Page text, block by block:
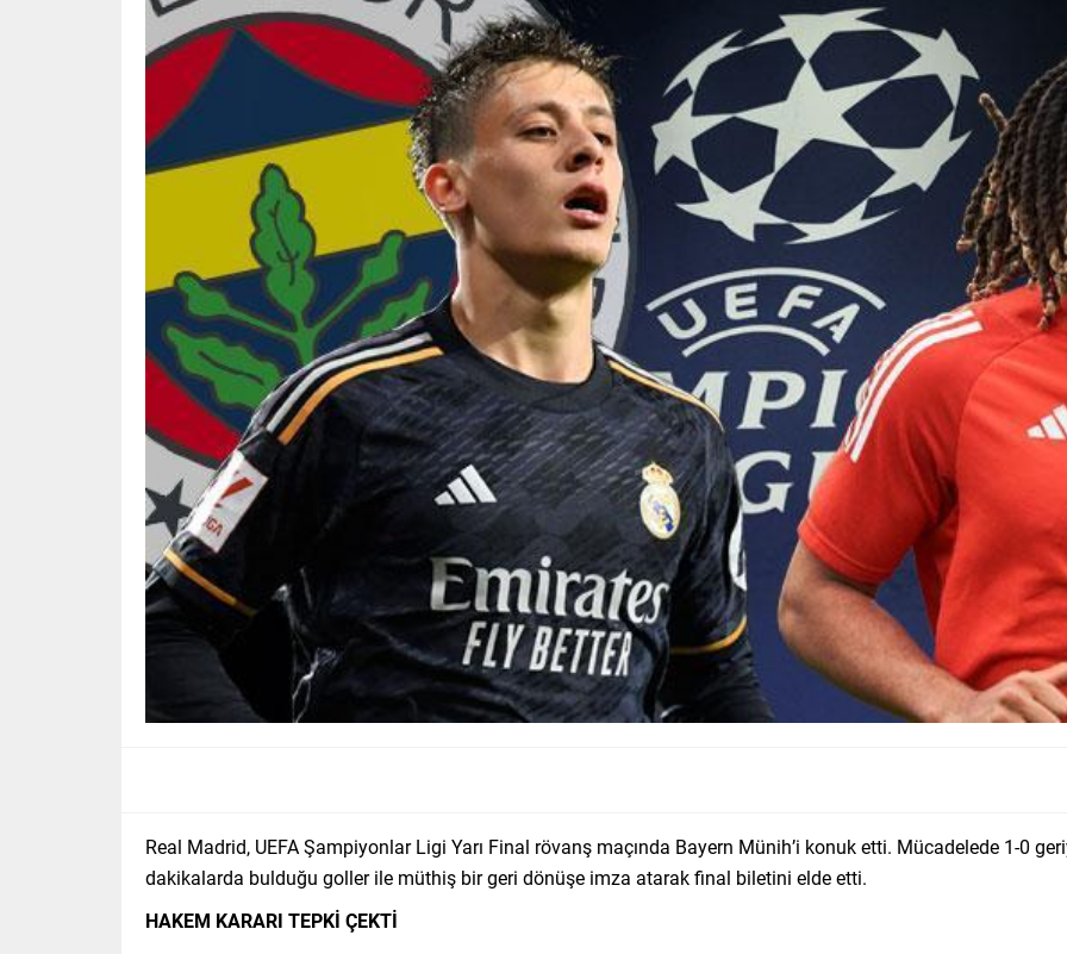
Real Madrid, UEFA Şampiyonlar Ligi Yarı Final rövanş maçında Bayern Münih’i konuk etti. Mücadelede 1-0
dakikalarda bulduğu goller ile müthiş bir geri dönüşe imza atarak final biletini elde etti.
HAKEM KARARI TEPKİ ÇEKTİ